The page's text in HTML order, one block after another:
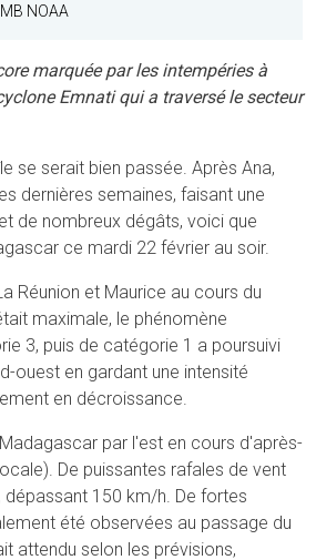
NOAA
marquée par les intempéries à
Emnati qui a traversé le secteur
se serait bien passée. Après Ana,
dernières semaines, faisant une
de nombreux dégâts, voici que
ce mardi 22 février au soir.
Réunion et Maurice au cours du
maximale, le phénomène
3, puis de catégorie 1 a poursuivi
ouest en gardant une intensité
en décroissance.
par l'est en cours d'après-
De puissantes rafales de vent
dépassant 150 km/h. De fortes
été observées au passage du
attendu selon les prévisions,